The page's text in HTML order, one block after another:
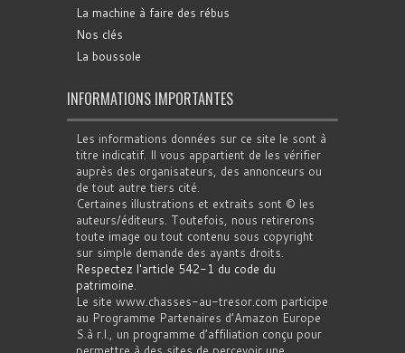
La machine à faire des rébus
Nos clés
La boussole
INFORMATIONS IMPORTANTES
Les informations données sur ce site le sont à
titre indicatif. Il vous appartient de les vérifier
auprès des organisateurs, des annonceurs ou
de tout autre tiers cité.
Certaines illustrations et extraits sont © les
auteurs/éditeurs. Toutefois, nous retirerons
toute image ou tout contenu sous copyright
sur simple demande des ayants droits.
Respectez l'article 542-1 du code du
patrimoine.
Le site www.chasses-au-tresor.com participe
au Programme Partenaires d’Amazon Europe
S.à r.l., un programme d’affiliation conçu pour